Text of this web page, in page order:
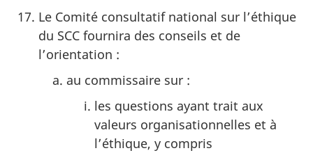
Le Comité consultatif national sur l’éthique
du SCC fournira des conseils et de
l’orientation :
au commissaire sur :
les questions ayant trait aux
valeurs organisationnelles et à
l’éthique, y compris